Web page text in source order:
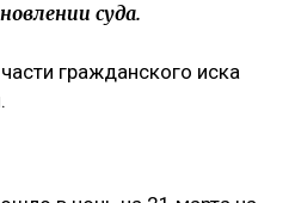
суда.
гражданского иска